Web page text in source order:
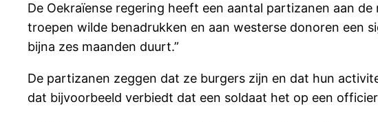
De Oekraïense regering heeft een aantal partizanen aan
troepen wilde benadrukken en aan westerse donoren een
bijna zes maanden duurt.”
De partizanen zeggen dat ze burgers zijn en dat hun
dat bijvoorbeeld verbiedt dat een soldaat het op een